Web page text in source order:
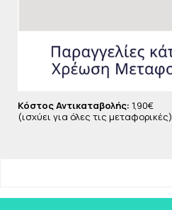
Κόστος Αντικαταβολής: 1,90€
(ισχύει για όλες τις μεταφορικές).